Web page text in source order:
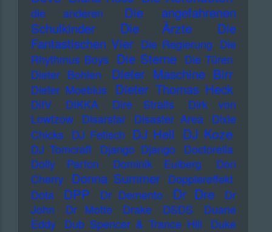
die anderen
Die angefahrenen
Schulkinder
Die Ärzte
Die
Fantastischen Vier Die Regierung Die
Rhythmus Boys Die Sterne Die Türen
Dieter Bohlen
Dieter Maschine Birr
Dieter Moebius Dieter Thomas Heck
DiIV DIKKA Dire Straits
Dirk von
Lowtzow
Disarstar Disaster Area
Dixie
Chicks DJ Fetisch DJ Hell DJ Koze
DJ Tomcraft Django Django
Doctorella
Dolly Parton
Dominik Eulberg
Don
Cherry Donna Summer Dopplereffekt
Dota
DPP Dr Demento Dr Dre
Dr
John
Dr Motte Drake DSDS
Duane
Eddy
Dub Spencer & Trance Hill
Duke